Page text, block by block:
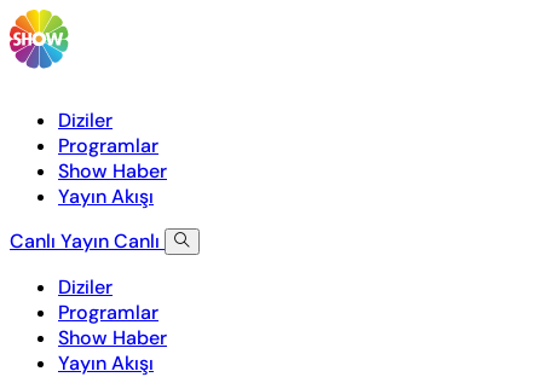
Diziler
Programlar
Show Haber
Yayın Akışı
Canlı YayınCanlı
Diziler
Programlar
Show Haber
Yayın Akışı